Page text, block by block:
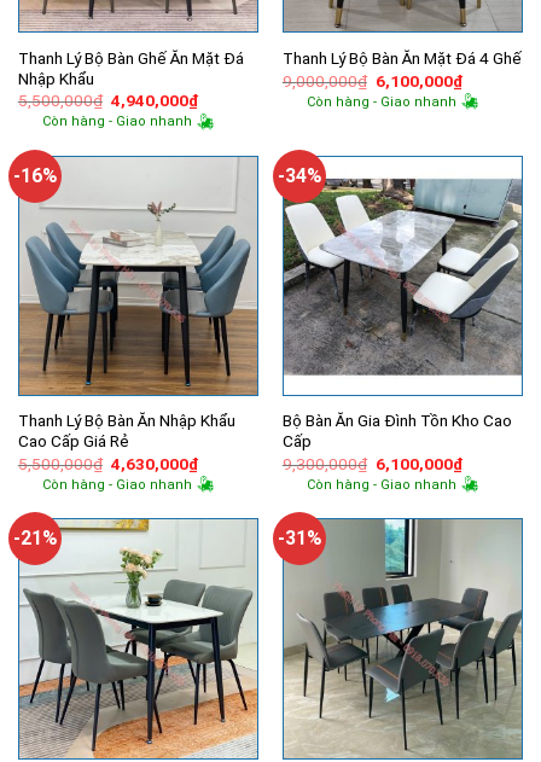
Thanh Lý Bộ Bàn Ghế Ăn Mặt Đá
Nhập Khẩu
5,500,000₫ Giá
gốc
là:
4,940,000₫Giá
hiện
tại
4,940,000₫.
Còn hàng - Giao nhanh
Thanh Lý Bộ Bàn Ăn Mặt Đá 4 Ghế
9,000,000₫ Giá
gốc
là:
6,100,000₫Giá
hiện
tại
Còn hàng - Giao nhanh
-16%
Thanh Lý Bộ Bàn Ăn Nhập Khẩu
Cao Cấp Giá Rẻ
5,500,000₫ Giá
gốc
là:
4,630,000₫Giá
hiện
tại
4,630,000₫.
Còn hàng - Giao nhanh
-34%
Bộ Bàn Ăn Gia Đình Tồn Kho Cao
Cấp
9,300,000₫ Giá
gốc
là:
6,100,000₫Giá
hiện
tại
Còn hàng - Giao nhanh
-21% -31%